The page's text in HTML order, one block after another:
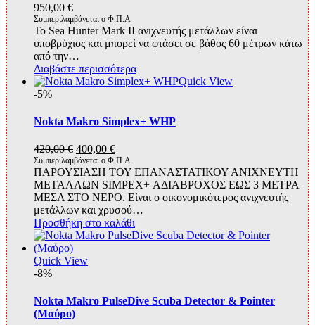
950,00 €
Συμπεριλαμβάνεται ο Φ.Π.Α
To Sea Hunter Mark II ανιχνευτής μετάλλων είναι
υποβρύχιος και μπορεί να φτάσει σε βάθος 60 μέτρων κάτω
από την…
Διαβάστε περισσότερα
Quick View
-5%
Nokta Makro Simplex+ WHP
420,00€ Original
price
was:
420,00 €.
400,00 €Η
τρέχουσα
τιμή
είναι:
400,00 €.
Συμπεριλαμβάνεται ο Φ.Π.Α
ΠΑΡΟΥΣΙΑΣΗ ΤΟΥ ΕΠΑΝΑΣΤΑΤΙΚΟΥ ΑΝΙΧΝΕΥΤΗ
ΜΕΤΑΛΛΩΝ SIMPEX+ ΑΔΙΑΒΡΟΧΟΣ ΕΩΣ 3 ΜΕΤΡΑ
ΜΕΣΑ ΣΤΟ ΝΕΡΟ. Είναι ο οικονομικότερος ανιχνευτής
μετάλλων και χρυσού…
Προσθήκη στο καλάθι
Quick View
-8%
Nokta Makro PulseDive Scuba Detector & Pointer
(Μαύρο)